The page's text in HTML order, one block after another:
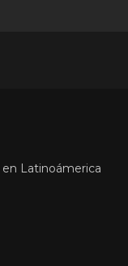
Latinoámerica